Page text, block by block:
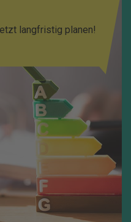
langfristig planen!